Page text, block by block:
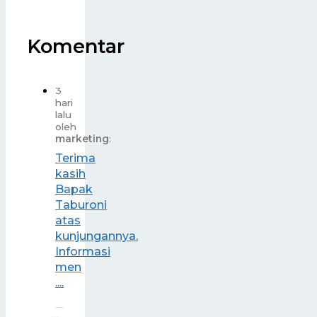
Komentar
3
hari
lalu
oleh
marketing:
Terima
kasih
Bapak
Taburoni
atas
kunjungannya.
Informasi
men
....